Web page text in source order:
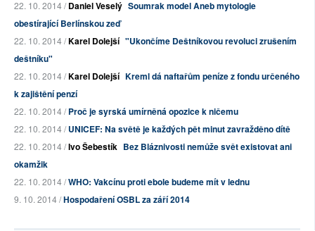
22. 10. 2014 /Daniel Veselý Soumrak model Aneb mytologie
obestírající Berlínskou zeď
22. 10. 2014 /Karel Dolejší "Ukončíme Deštníkovou revoluci zrušením
deštníku"
22. 10. 2014 /Karel Dolejší Kreml dá naftařům peníze z fondu určeného
k zajištění penzí
22. 10. 2014 /Proč je syrská umírněná opozice k ničemu
22. 10. 2014 /UNICEF: Na světě je každých pět minut zavražděno dítě
22. 10. 2014 /Ivo Šebestík Bez Bláznivosti nemůže svět existovat ani
okamžik
22. 10. 2014 /WHO: Vakcínu proti ebole budeme mít v lednu
9. 10. 2014 /Hospodaření OSBL za září 2014